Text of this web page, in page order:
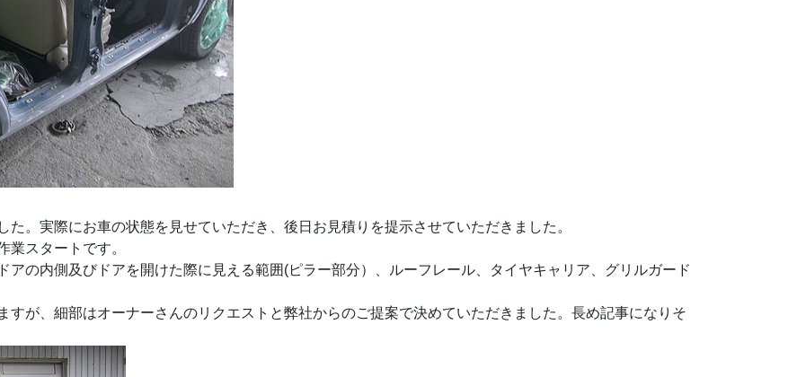
。実際にお車の状態を見せていただき、後日お見積りを提示させていただきました。
業スタートです。
アの内側及びドアを開けた際に見える範囲(ピラー部分）、ルーフレール、タイヤキャリア、グリルガード
すが、細部はオーナーさんのリクエストと弊社からのご提案で決めていただきました。長め記事になりそ